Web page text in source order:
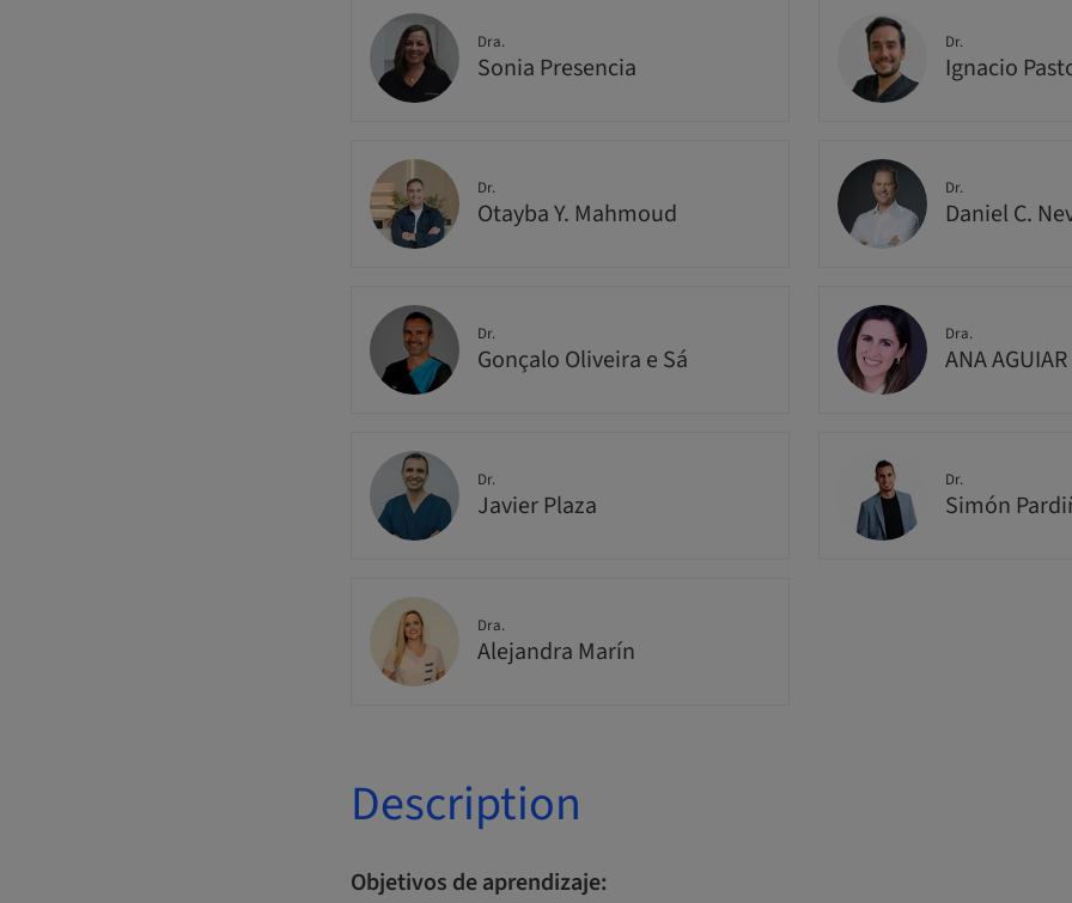
Dra.
Sonia Presencia
Dr.
Ignacio
Dr.
Otayba Y. Mahmoud
Dr.
Daniel C.
Dr.
Gonçalo Oliveira e Sá
Dra.
ANA AGUIAR
Dr.
Javier Plaza
Dr.
Simón
Dra.
Alejandra Marín
Description
Objetivos de aprendizaje: